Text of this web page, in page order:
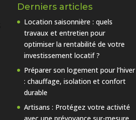
Derniers articles
Location saisonnière : quels
travaux et entretien pour
optimiser la rentabilité de votre
investissement locatif ?
Préparer son logement pour l’hiver
: chauffage, isolation et confort
durable
Artisans : Protégez votre activité
avec une prévoyance sur-mesure